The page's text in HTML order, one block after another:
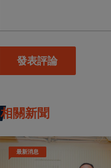
發表評論
相關新聞
最新消息